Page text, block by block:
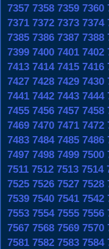
7357 7358 7359 7360
7371 7372 7373 7374
7385 7386 7387 7388
7399 7400 7401 7402
7413 7414 7415 7416
7427 7428 7429 7430
7441 7442 7443 7444
7455 7456 7457 7458
7469 7470 7471 7472
7483 7484 7485 7486
7497 7498 7499 7500
7511 7512 7513 7514
7525 7526 7527 7528
7539 7540 7541 7542
7553 7554 7555 7556
7567 7568 7569 7570
7581 7582 7583 7584